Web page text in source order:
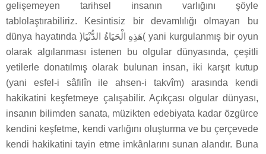
gelişemeyen tarihsel insanın varlığını şöyle
tablolaştırabiliriz. Kesintisiz bir devamlılığı olmayan bu
dünya hayatında
yani kurgulanmış bir oyun
olarak algılanması istenen bu olgular dünyasında, çeşitli
yetilerle donatılmış olarak bulunan insan, iki karşıt kutup
(yani esfel-i sâfilîn ile ahsen-i takvîm) arasında kendi
hakikatini keşfetmeye çalışabilir. Açıkçası olgular dünyası,
insanın bilimden sanata, müzikten edebiyata kadar özgürce
kendini keşfetme, kendi varlığını oluşturma ve bu çerçevede
kendi hakikatini tayin etme imkânlarını sunan alandır. Buna